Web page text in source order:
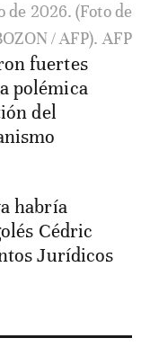
de 2026. (Foto de
/ AFP). AFP
fuertes
polémica
del
habría
Cédric
Jurídicos